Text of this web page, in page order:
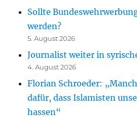
Sollte
werden?
5. August 2026
Journalist weiter in
4. August 2026
Florian Schroeder:
dafür, dass Islamisten
hassen“